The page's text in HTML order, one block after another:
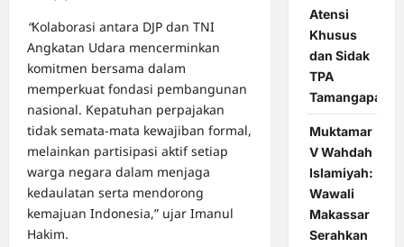
“Kolaborasi antara DJP dan TNI
Angkatan Udara mencerminkan
komitmen bersama dalam
memperkuat fondasi pembangunan
nasional. Kepatuhan perpajakan
tidak semata-mata kewajiban formal,
melainkan partisipasi aktif setiap
warga negara dalam menjaga
kedaulatan serta mendorong
kemajuan Indonesia,” ujar Imanul
Hakim.
Atensi
Khusus
dan Sidak
TPA
Tamangapa
Muktamar
V Wahdah
Islamiyah:
Wawali
Makassar
Serahkan